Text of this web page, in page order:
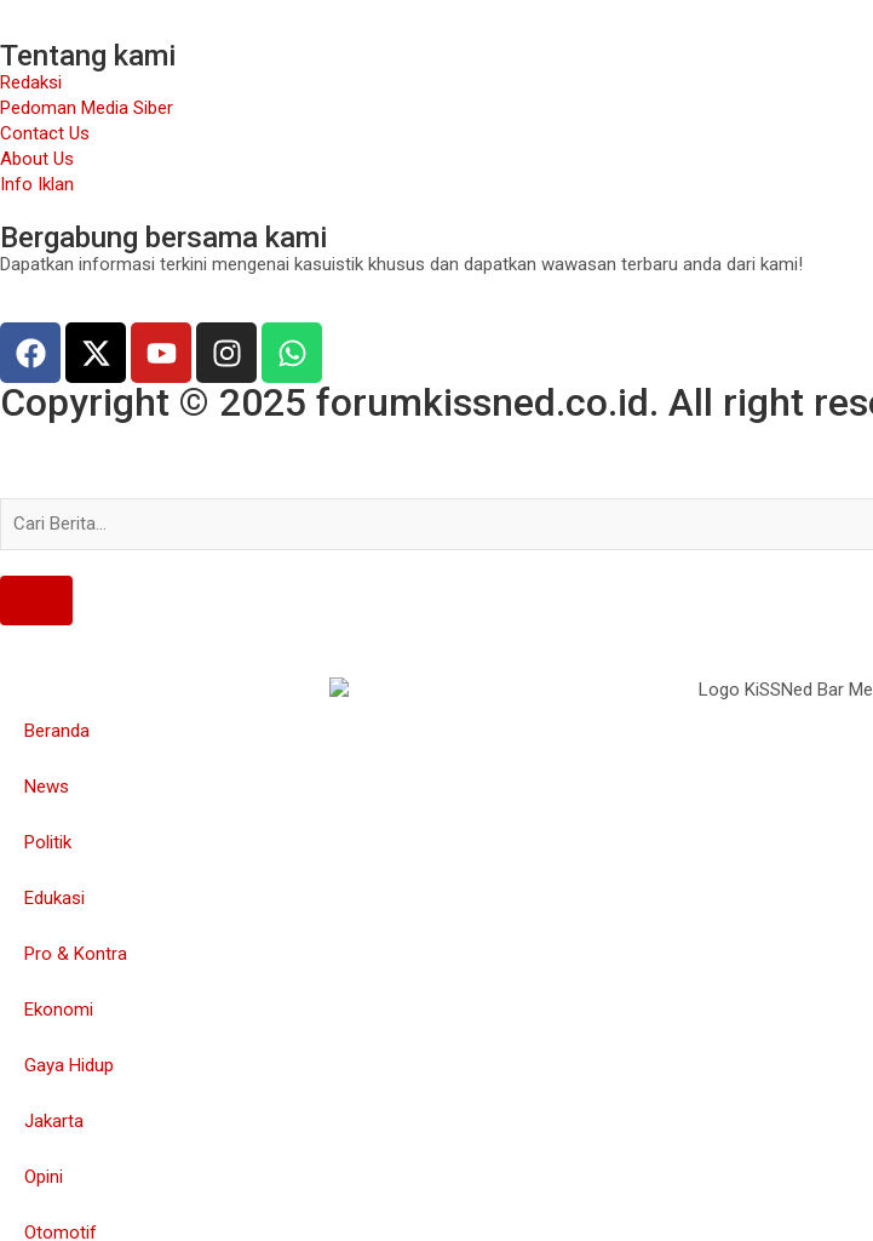
Tentang kami
Redaksi
Pedoman Media Siber
Contact Us
About Us
Info Iklan
Bergabung bersama kami
Dapatkan informasi terkini mengenai kasuistik khusus dan dapatkan wawasan terbaru anda dari kami!
Copyright © 2025 forumkissned.co.id. All right
Beranda
News
Politik
Edukasi
Pro & Kontra
Ekonomi
Gaya Hidup
Jakarta
Opini
Otomotif